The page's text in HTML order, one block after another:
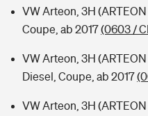
Sie haben Fragen?
VW Arteon, 3H (ARTEON
Coupe, ab 2017(0603 /
VW Arteon, 3H
Diesel, Coupe, ab 2017
VW Arteon, 3H